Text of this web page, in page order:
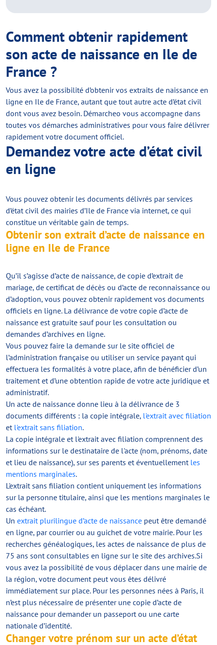
Comment obtenir rapidement
son acte de naissance en Ile de
France ?
Vous avez la possibilité d’obtenir vos extraits de naissance en
ligne en Ile de France, autant que tout autre acte d’état civil
dont vous avez besoin. Démarcheo vous accompagne dans
toutes vos démarches administratives pour vous faire délivrer
rapidement votre document officiel.
Demandez votre acte d’état civil
en ligne
Vous pouvez obtenir les documents délivrés par services
d’état civil des mairies d’Ile de France via internet, ce qui
constitue un véritable gain de temps.
Obtenir son extrait d’acte de naissance en
ligne en Ile de France
Qu’il s’agisse d’acte de naissance, de copie d’extrait de
mariage, de certificat de décès ou d’acte de reconnaissance ou
d’adoption, vous pouvez obtenir rapidement vos documents
officiels en ligne. La délivrance de votre copie d’acte de
naissance est gratuite sauf pour les consultation ou
demandes d’archives en ligne.
Vous pouvez faire la demande sur le site officiel de
l’administration française ou utiliser un service payant qui
effectuera les formalités à votre place, afin de bénéficier d’un
traitement et d’une obtention rapide de votre acte juridique et
administratif.
Un acte de naissance donne lieu à la délivrance de 3
documents différents : la copie intégrale, l'extrait avec filiation
et l'extrait sans filiation.
La copie intégrale et l'extrait avec filiation comprennent des
informations sur le destinataire de l'acte (nom, prénoms, date
et lieu de naissance), sur ses parents et éventuellement les
mentions marginales.
L'extrait sans filiation contient uniquement les informations
sur la personne titulaire, ainsi que les mentions marginales le
cas échéant.
Un extrait plurilingue d’acte de naissance peut être demandé
en ligne, par courrier ou au guichet de votre mairie. Pour les
recherches généalogiques, les actes de naissance de plus de
75 ans sont consultables en ligne sur le site des archives.Si
vous avez la possibilité de vous déplacer dans une mairie de
la région, votre document peut vous êtes délivré
immédiatement sur place. Pour les personnes nées à Paris, il
n’est plus nécessaire de présenter une copie d’acte de
naissance pour demander un passeport ou une carte
nationale d’identité.
Changer votre prénom sur un acte d’état